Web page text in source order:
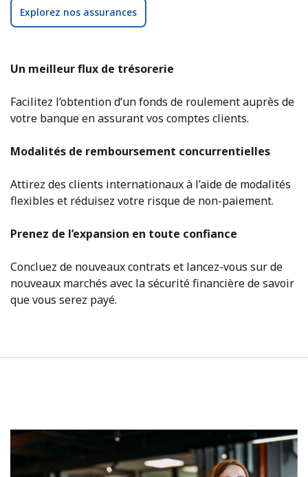
Explorez nos assurances
Un meilleur flux de trésorerie
Facilitez l’obtention d’un fonds de roulement auprès de
votre banque en assurant vos comptes clients.
Modalités de remboursement concurrentielles
Attirez des clients internationaux à l’aide de modalités
flexibles et réduisez votre risque de non-paiement.
Prenez de l’expansion en toute confiance
Concluez de nouveaux contrats et lancez-vous sur de
nouveaux marchés avec la sécurité financière de savoir
que vous serez payé.